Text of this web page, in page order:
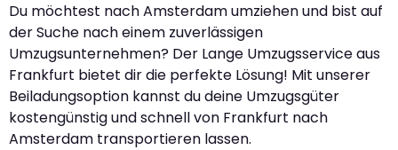
Du möchtest nach Amsterdam umziehen und bist auf
der Suche nach einem zuverlässigen
Umzugsunternehmen? Der Lange Umzugsservice aus
Frankfurt bietet dir die perfekte Lösung! Mit unserer
Beiladungsoption kannst du deine Umzugsgüter
kostengünstig und schnell von Frankfurt nach
Amsterdam transportieren lassen.